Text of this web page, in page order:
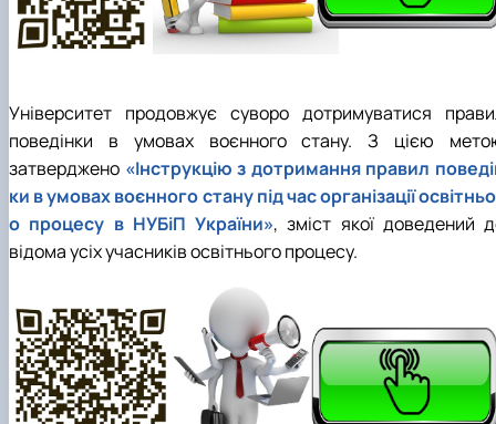
Університет продовжує суворо дотримуватися
поведінки в умовах воєнного стану. З цією
затверджено «Інструкцію з дотримання правил
ки в умовах воєнного стану під час організації
о процесу в НУБіП України», зміст якої доведений
відома усіх учасників освітнього процесу.